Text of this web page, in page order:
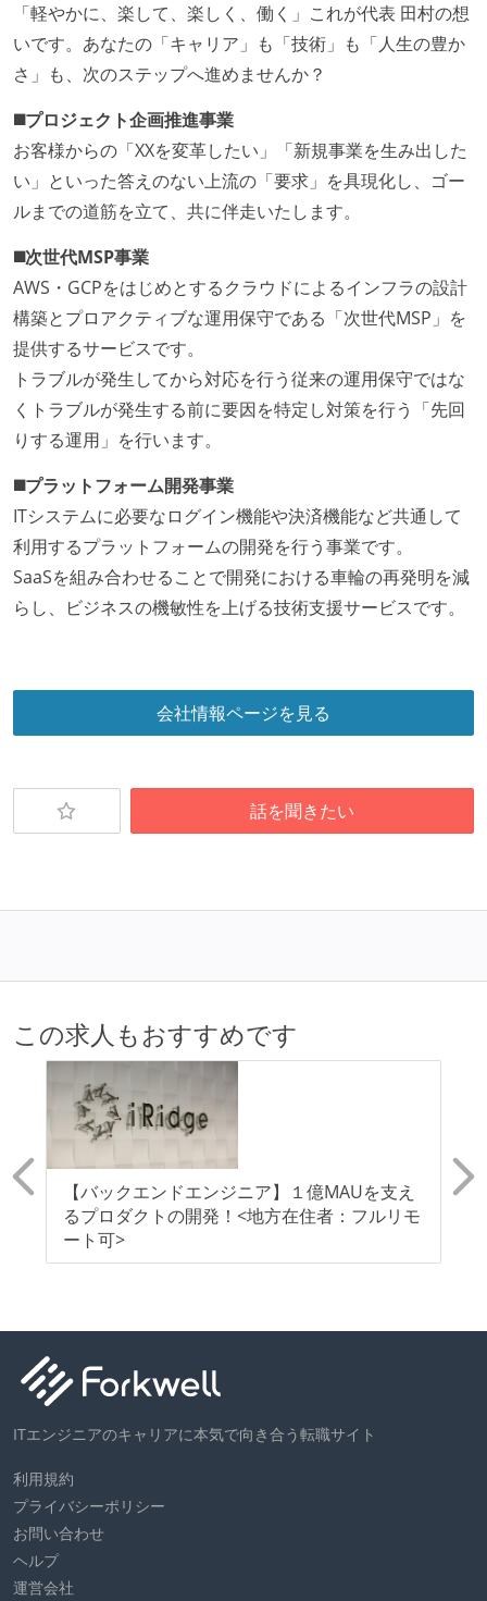
「軽やかに、楽して、楽しく、働く」これが代表 田村の想
いです。あなたの「キャリア」も「技術」も「人生の豊か
さ」も、次のステップへ進めませんか？
◼️プロジェクト企画推進事業
お客様からの「XXを変革したい」「新規事業を生み出した
い」といった答えのない上流の「要求」を具現化し、ゴー
ルまでの道筋を立て、共に伴走いたします。
◼️次世代MSP事業
AWS・GCPをはじめとするクラウドによるインフラの設計
構築とプロアクティブな運用保守である「次世代MSP」を
提供するサービスです。
トラブルが発生してから対応を行う従来の運用保守ではな
くトラブルが発生する前に要因を特定し対策を行う「先回
りする運用」を行います。
◼️プラットフォーム開発事業
ITシステムに必要なログイン機能や決済機能など共通して
利用するプラットフォームの開発を行う事業です。
SaaSを組み合わせることで開発における車輪の再発明を減
らし、ビジネスの機敏性を上げる技術支援サービスです。
会社情報ページを見る
話を聞きたい
この求人もおすすめです
【バックエンドエンジニア】１億MAUを支え
るプロダクトの開発！<地方在住者：フルリモ
ート可>
ITエンジニアのキャリアに本気で向き合う転職サイト
利用規約
プライバシーポリシー
お問い合わせ
ヘルプ
運営会社